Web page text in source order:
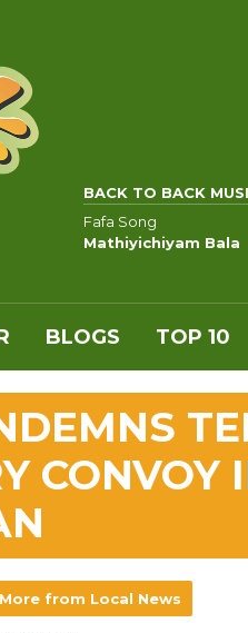
BACK TO BACK
Fafa Song
Mathiyichiyam Bala
BLOGS TOP 10
CONVOY
More from Local News